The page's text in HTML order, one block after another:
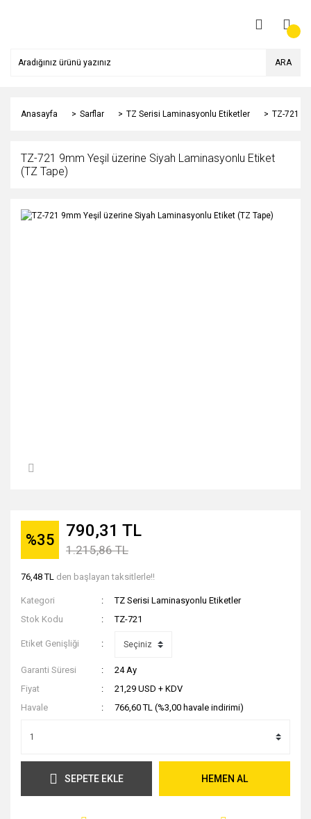
ARA
Anasayfa Sarflar TZ Serisi Laminasyonlu Etiketler TZ-721
TZ-721 9mm Yeşil üzerine Siyah Laminasyonlu Etiket
(TZ Tape)
%35 790,31 TL
1.215,86 TL
76,48 TL den başlayan taksitlerle!!
Kategori
TZ Serisi Laminasyonlu Etiketler
Stok Kodu
TZ-721
Etiket Genişliği
Garanti Süresi
24 Ay
Fiyat
21,29 USD + KDV
Havale
766,60 TL (%3,00 havale indirimi)
SEPETE EKLE HEMEN AL